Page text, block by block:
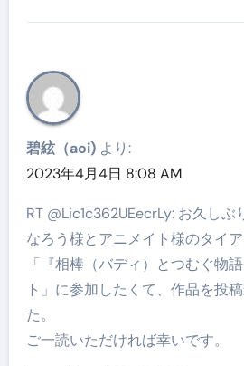
碧絃（aoi) より:
2023年4月4日 8:08 AM
RT @Lic1c362UEecrLy: お久しぶ
なろう様とアニメイト様のタイ
「『相棒（バディ）とつむぐ物
ト」に参加したくて、作品を投
た。
ご一読いただければ幸いです。